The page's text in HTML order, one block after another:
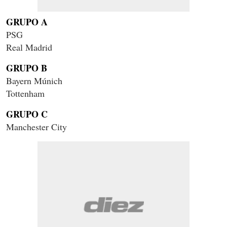
GRUPO A
PSG
Real Madrid
GRUPO B
Bayern Múnich
Tottenham
GRUPO C
Manchester City